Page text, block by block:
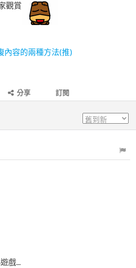
觀賞
內容的兩種方法(推)
分享 訂閱
戲...